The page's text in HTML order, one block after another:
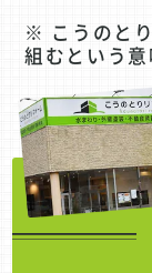
※ こうのと
組むという